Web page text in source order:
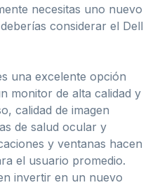
necesitas uno nuevo
considerar el Dell
una excelente opción
monitor de alta calidad y
calidad de imagen
de salud ocular y
y ventanas hacen
el usuario promedio.
invertir en un nuevo